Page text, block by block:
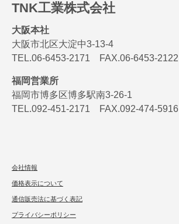
TNK工業株式会社
大阪本社
大阪市北区大淀中3-13-4
TEL.06-6453-2171 FAX.06-6453-2122
福岡営業所
福岡市博多区博多駅南3-26-1
TEL.092-451-2171 FAX.092-474-5916
会社情報
価格表示について
通信販売法に基づく表記
プライバシーポリシー